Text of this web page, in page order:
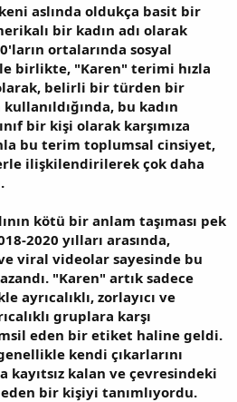
aslında oldukça basit bir
bir kadın adı olarak
ortalarında sosyal
birlikte, "Karen" terimi hızla
belirli bir türden bir
bu kadın
bir kişi olarak karşımıza
bu terim toplumsal cinsiyet,
ilişkilendirilerek çok daha
kötü bir anlam taşıması pek
2020 yılları arasında,
viral videolar sayesinde bu
"Karen" artık sadece
ayrıcalıklı, zorlayıcı ve
gruplara karşı
eden bir etiket haline geldi.
kendi çıkarlarını
kayıtsız kalan ve çevresindeki
bir kişiyi tanımlıyordu.